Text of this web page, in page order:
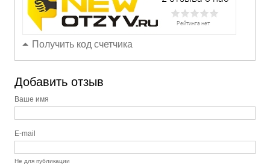
Получить код счетчика
Добавить отзыв
Ваше имя
E-mail
Не для публикации